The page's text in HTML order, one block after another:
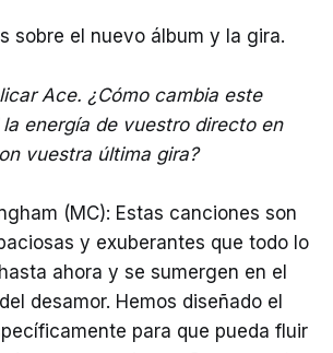
sobre el nuevo álbum y la gira.
Ace. ¿Cómo cambia este
energía de vuestro directo en
vuestra última gira?
(MC): Estas canciones son
y exuberantes que todo lo
ahora y se sumergen en el
desamor. Hemos diseñado el
para que pueda fluir